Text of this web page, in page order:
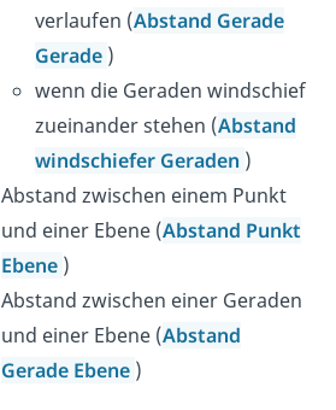
verlaufen (Abstand Gerade
Gerade )
wenn die Geraden windschief
zueinander stehen (Abstand
windschiefer Geraden )
Abstand zwischen einem Punkt
und einer Ebene (Abstand Punkt
Ebene )
Abstand zwischen einer Geraden
und einer Ebene (Abstand
Gerade Ebene )